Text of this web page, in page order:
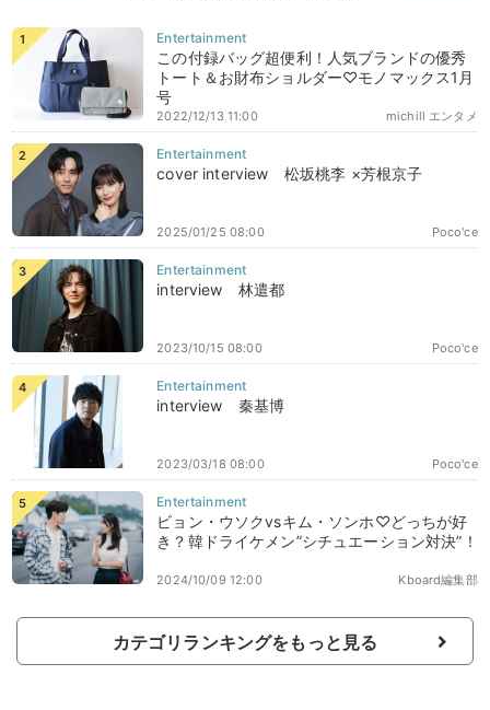
この付録バッグ超便利！人気ブランドの優秀
トート＆お財布ショルダー♡モノマックス1月
号
michill エンタメ
2022/12/13 11:00
cover interview 松坂桃李 ×芳根京子
Poco'ce
2025/01/25 08:00
interview 林遣都
Poco'ce
2023/10/15 08:00
interview 秦基博
Poco'ce
2023/03/18 08:00
ビョン・ウソクvsキム・ソンホ♡どっちが好
き？韓ドライケメン”シチュエーション対決”！
Kboard編集部
2024/10/09 12:00
カテゴリランキングをもっと見る